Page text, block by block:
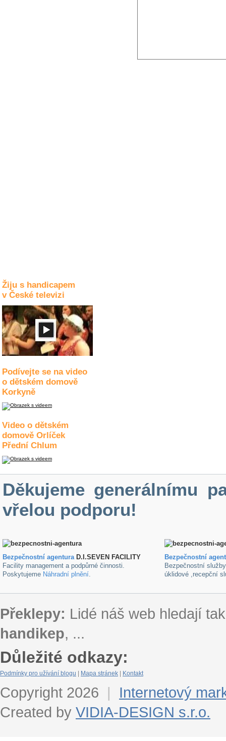
Žiju s handicapem
v České televizi
Podívejte se na video
o dětském domově
Korkyně
Video o dětském
domově Orlíček
Přední Chlum
Děkujeme generálnímu
vřelou podporu!
Bezpečnostní agenturaD.I.SEVEN FACILITY
Facility management a podpůrné činnosti.
Poskytujeme Náhradní plnění.
Bezpečnostní
Bezpečnostní
úklidové ,recepční
Překlepy: Lidé náš web hledají
handikep, ...
Důležité odkazy:
Podmínky pro užívání blogu Mapa stránek Kontakt
Copyright 2026 |
Internetový
Created by VIDIA-DESIGN s.r.o.